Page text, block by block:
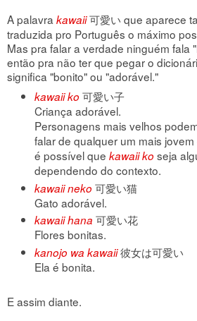
A palavra kawaii可愛い que aparece
traduzida pro Português o máximo
Mas pra falar a verdade ninguém fala
então pra não ter que pegar o
significa "bonito" ou "adorável."
kawaii ko 可愛い子
Criança adorável.
Personagens mais velhos
falar de qualquer um mais
é possível que kawaii ko seja
dependendo do contexto.
kawaii neko 可愛い猫
Gato adorável.
kawaii hana 可愛い花
Flores bonitas.
kanojo wa kawaii彼女は可愛い
Ela é bonita.
E assim diante.